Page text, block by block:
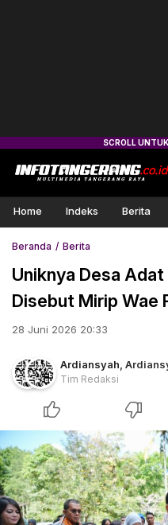
Home Indeks Berita
Beranda Berita
Uniknya Desa
Disebut Mirip Wae
28 Juni 2026 20:33
Ardiansyah
Tim Redaksi